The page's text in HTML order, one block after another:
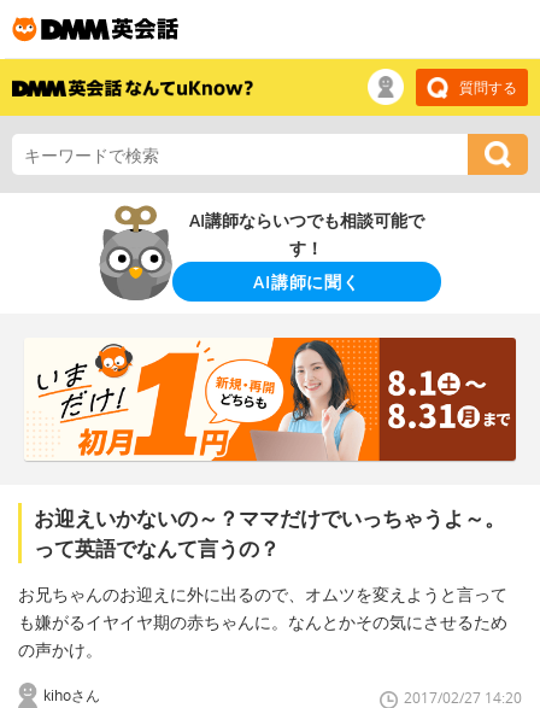
質問する
AI講師ならいつでも相談可能で
す！
AI講師に聞く
お迎えいかないの～？ママだけでいっちゃうよ～。
って英語でなんて言うの？
お兄ちゃんのお迎えに外に出るので、オムツを変えようと言って
も嫌がるイヤイヤ期の赤ちゃんに。なんとかその気にさせるため
の声かけ。
kihoさん 2017/02/27 14:20